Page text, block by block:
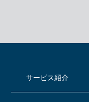
サービス紹介